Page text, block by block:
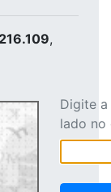
,
Digite
lado no